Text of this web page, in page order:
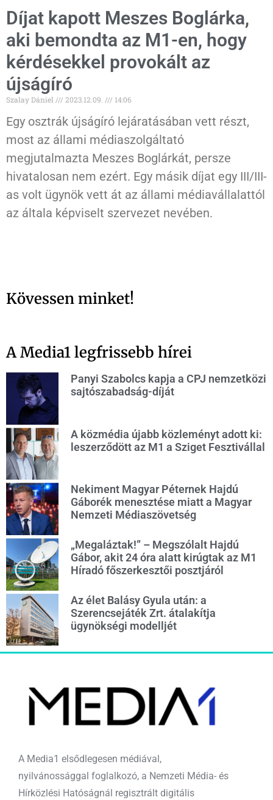
Díjat kapott Meszes Boglárka,
aki bemondta az M1-en, hogy
kérdésekkel provokált az
újságíró
Szalay Dániel 2023.12.09. 14:06
Egy osztrák újságíró lejáratásában vett részt,
most az állami médiaszolgáltató
megjutalmazta Meszes Boglárkát, persze
hivatalosan nem ezért. Egy másik díjat egy III/III-
as volt ügynök vett át az állami médiavállalattól
az általa képviselt szervezet nevében.
Kövessen minket!
A Media1 legfrissebb hírei
Panyi Szabolcs kapja a CPJ nemzetközi
sajtószabadság-díját
A közmédia újabb közleményt adott ki:
leszerződött az M1 a Sziget Fesztivállal
Nekiment Magyar Péternek Hajdú
Gáborék menesztése miatt a Magyar
Nemzeti Médiaszövetség
„Megaláztak!” – Megszólalt Hajdú
Gábor, akit 24 óra alatt kirúgtak az M1
Híradó főszerkesztői posztjáról
Az élet Balásy Gyula után: a
Szerencsejáték Zrt. átalakítja
ügynökségi modelljét
A Media1 elsődlegesen médiával,
nyilvánossággal foglalkozó, a Nemzeti Média- és
Hírközlési Hatóságnál regisztrált digitális